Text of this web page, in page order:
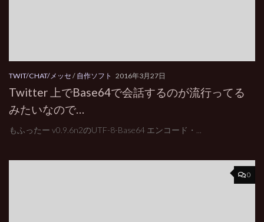
TWIT/CHAT/メッセ / 自作ソフト 2016年3月27日
Twitter 上でBase64で会話するのが流行ってる
みたいなので…
もふったー v0.9.6n2のUTF-8-Base64 エンコード・...
0